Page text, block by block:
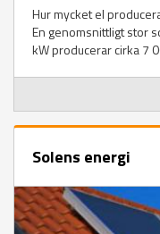
Hur mycket el
En genomsnittligt stor
kW producerar cirka 7
Solens energi